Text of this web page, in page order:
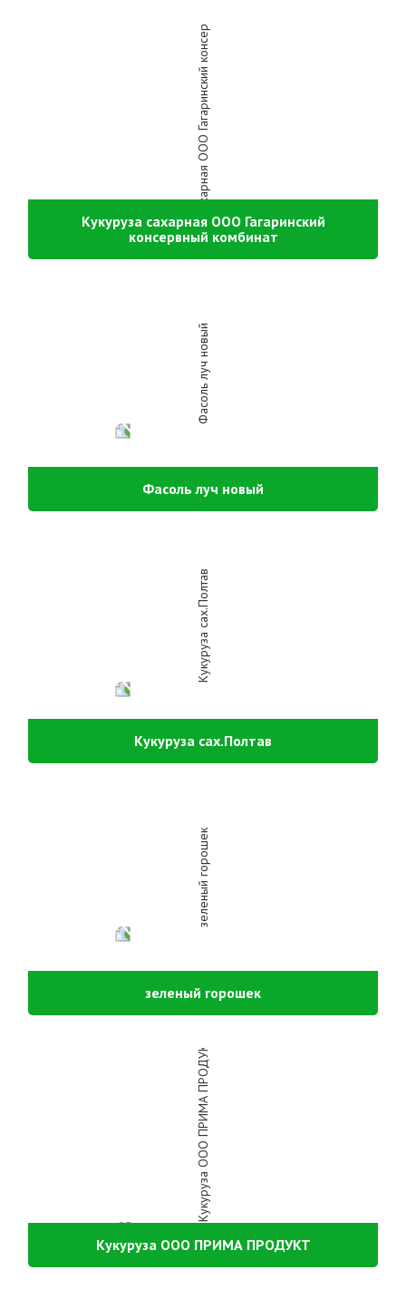
Кукуруза сахарная ООО Гагаринский
консервный комбинат
Фасоль луч новый
Кукуруза сах.Полтав
зеленый горошек
Кукуруза ООО ПРИМА ПРОДУКТ